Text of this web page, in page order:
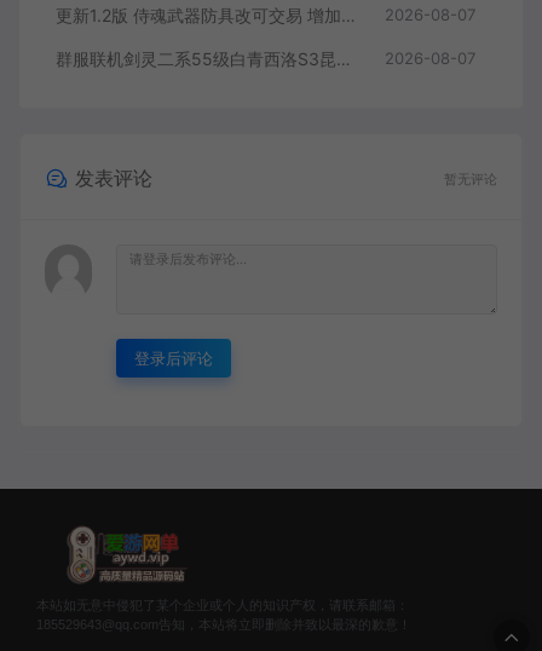
更新1.2版 侍魂武器防具改可交易 增加掉落和在线奖励 DNF70星月侍魂联机版 新版技能 丰富异次元技能装备词条 护石 辟邪玉 皮肤外观 BUFF技能徽章 史诗装备特效徽章 技能宝珠等 在线点 装备靠爆 2026-08-07
群服联机剑灵二系55级白青西洛S3昆仑版 在线点券 每日礼包 复古玩法 2026-08-07
发表评论 暂无评论
登录后评论
本站如无意中侵犯了某个企业或个人的知识产权，请联系邮箱：
185529643@qq.com告知，本站将立即删除并致以最深的歉意！